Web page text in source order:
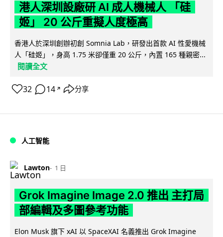
港人深圳設廠研 AI 成人機械人 「硅
姬」 20 公斤重擬人度極高
香港人於深圳創辦初創 Somnia Lab，研發出首款 AI 性愛機械
人「硅姬」，身高 1.75 米卻僅重 20 公斤，內置 165 種親密...
閱讀全文
32 14 ↗ 分享
人工智能
Lawton 1 日
Grok Imagine Image 2.0 推出 主打局
部編輯及多圖參考功能
Elon Musk 旗下 xAI 以 SpaceXAI 名義推出 Grok Imagine